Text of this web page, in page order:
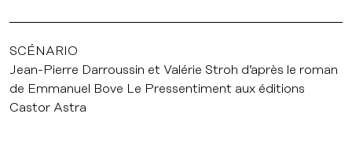
SCÉNARIO
Jean-Pierre Darroussin et Valérie Stroh d’après le roman
de Emmanuel Bove Le Pressentiment aux éditions
Castor Astra